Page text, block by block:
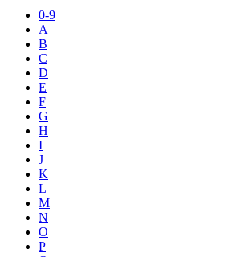
0-9
A
B
C
D
E
F
G
H
I
J
K
L
M
N
O
P